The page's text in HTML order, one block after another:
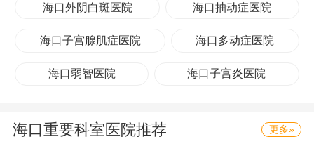
海口外阴白斑医院 海口抽动症医院
海口子宫腺肌症医院 海口多动症医院
海口弱智医院 海口子宫炎医院
海口重要科室医院推荐 更多»